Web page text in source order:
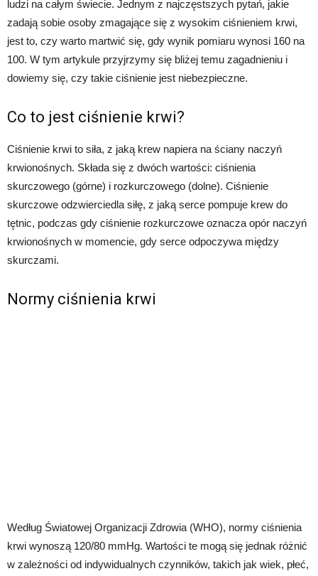
ludzi na całym świecie. Jednym z najczęstszych pytań, jakie
zadają sobie osoby zmagające się z wysokim ciśnieniem krwi,
jest to, czy warto martwić się, gdy wynik pomiaru wynosi 160 na
100. W tym artykule przyjrzymy się bliżej temu zagadnieniu i
dowiemy się, czy takie ciśnienie jest niebezpieczne.
Co to jest ciśnienie krwi?
Ciśnienie krwi to siła, z jaką krew napiera na ściany naczyń
krwionośnych. Składa się z dwóch wartości: ciśnienia
skurczowego (górne) i rozkurczowego (dolne). Ciśnienie
skurczowe odzwierciedla siłę, z jaką serce pompuje krew do
tętnic, podczas gdy ciśnienie rozkurczowe oznacza opór naczyń
krwionośnych w momencie, gdy serce odpoczywa między
skurczami.
Normy ciśnienia krwi
Według Światowej Organizacji Zdrowia (WHO), normy ciśnienia
krwi wynoszą 120/80 mmHg. Wartości te mogą się jednak różnić
w zależności od indywidualnych czynników, takich jak wiek, płeć,